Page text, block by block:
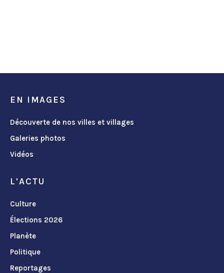
EN IMAGES
Découverte de nos villes et villages
Galeries photos
Vidéos
L'ACTU
Culture
Élections 2026
Planète
Politique
Reportages